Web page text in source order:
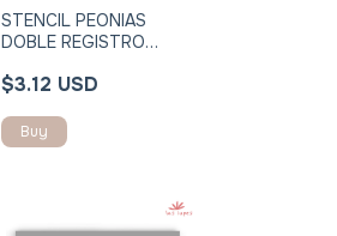
STENCIL PEONIAS
DOBLE REGISTRO
$3.12 USD
Buy